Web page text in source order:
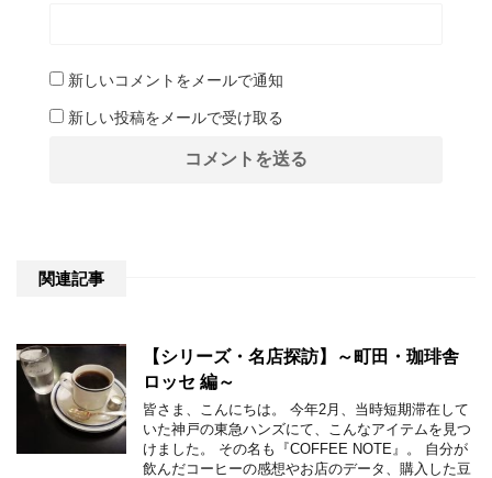
新しいコメントをメールで通知
新しい投稿をメールで受け取る
関連記事
【シリーズ・名店探訪】～町田・珈琲舎
ロッセ 編～
皆さま、こんにちは。 今年2月、当時短期滞在して
いた神戸の東急ハンズにて、こんなアイテムを見つ
けました。 その名も『COFFEE NOTE』。 自分が
飲んだコーヒーの感想やお店のデータ、購入した豆